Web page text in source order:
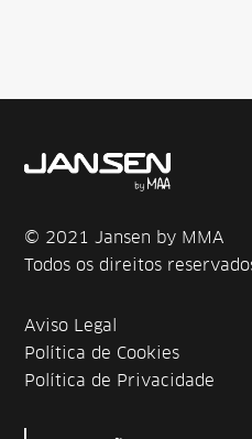
© 2021 Jansen by MMA
Todos os direitos
Aviso Legal
Política de Cookies
Política de Privacidade